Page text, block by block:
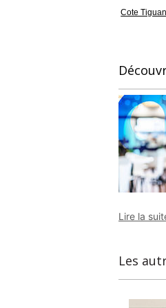
Cote
Lire la
Les